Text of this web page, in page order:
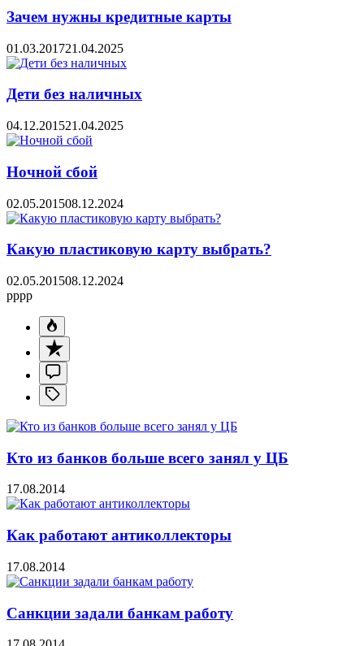
Зачем нужны кредитные карты
01.03.201721.04.2025
Дети без наличных
04.12.201521.04.2025
Ночной сбой
02.05.201508.12.2024
Какую пластиковую карту выбрать?
02.05.201508.12.2024
pppp
Кто из банков больше всего занял у ЦБ
17.08.2014
Как работают антиколлекторы
17.08.2014
Санкции задали банкам работу